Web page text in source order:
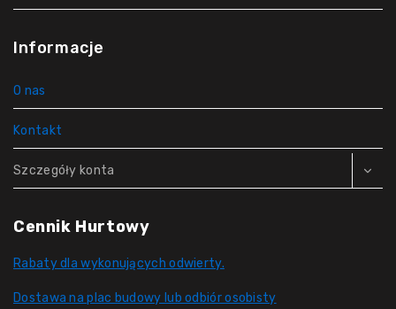
Informacje
O nas
Kontakt
Szczegóły konta
Cennik Hurtowy
Rabaty dla wykonujących odwierty.
Dostawa na plac budowy lub odbiór osobisty